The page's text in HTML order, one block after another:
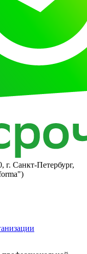
г. Санкт-Петербург,